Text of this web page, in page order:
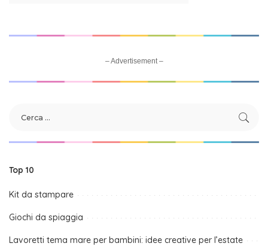
– Advertisement –
Top 10
Kit da stampare
Giochi da spiaggia
Lavoretti tema mare per bambini: idee creative per l’estate